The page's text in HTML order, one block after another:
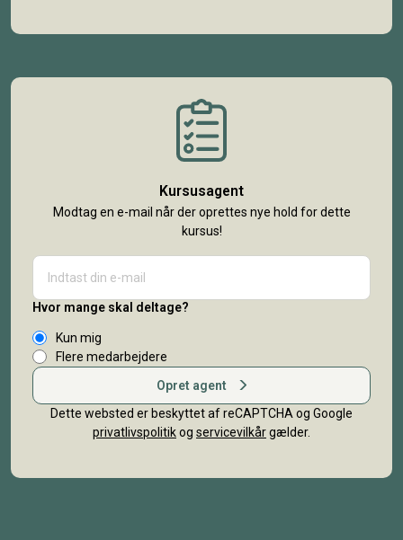
Kursusagent
Modtag en e-mail når der oprettes nye hold for dette
kursus!
Hvor mange skal deltage?
Kun mig
Flere medarbejdere
Opret agent
Dette websted er beskyttet af reCAPTCHA og Google
privatlivspolitikog servicevilkårgælder.